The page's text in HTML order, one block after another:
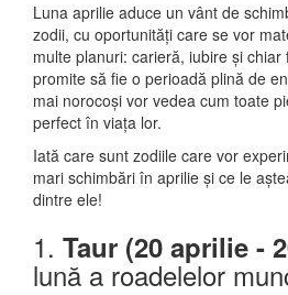
Luna aprilie aduce un vânt de
zodii, cu oportunități care se vor
multe planuri: carieră, iubire și chiar
promite să fie o perioadă plină de
mai norocoși vor vedea cum toate
perfect în viața lor.
Iată care sunt zodiile care vor
mari schimbări în aprilie și ce le
dintre ele!
1. Taur (20 aprilie -
lună a roadelelor